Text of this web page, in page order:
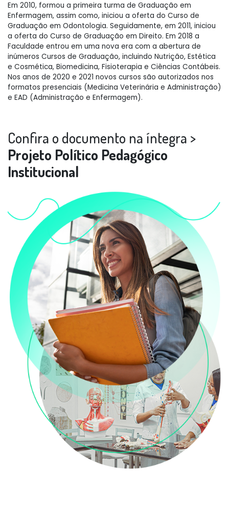
Em 2010, formou a primeira turma de Graduação em
Enfermagem, assim como, iniciou a oferta do Curso de
Graduação em Odontologia. Seguidamente, em 2011, iniciou
a oferta do Curso de Graduação em Direito. Em 2018 a
Faculdade entrou em uma nova era com a abertura de
inúmeros Cursos de Graduação, incluindo Nutrição, Estética
e Cosmética, Biomedicina, Fisioterapia e Ciências Contábeis.
Nos anos de 2020 e 2021 novos cursos são autorizados nos
formatos presenciais (Medicina Veterinária e Administração)
e EAD (Administração e Enfermagem).
Confira o documento na íntegra >
Projeto Político Pedagógico
Institucional